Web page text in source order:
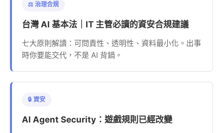
⚖️ 治理合規
台灣 AI 基本法｜IT 主管必讀的資安合規建議
七大原則解讀：可問責性、透明性、資料最小化。出事
時你要能交代，不是 AI 背鍋。
🔒 資安
AI Agent Security：遊戲規則已經改變